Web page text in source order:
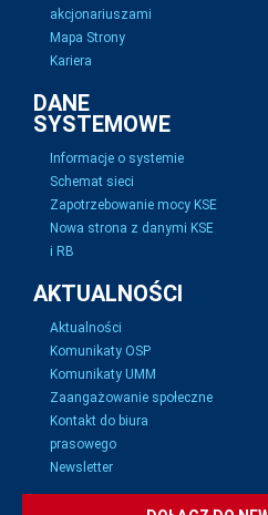
akcjonariuszami
Mapa Strony
Kariera
DANE
SYSTEMOWE
Informacje o systemie
Schemat sieci
Zapotrzebowanie mocy KSE
Nowa strona z danymi KSE
i RB
AKTUALNOŚCI
Aktualności
Komunikaty OSP
Komunikaty UMM
Zaangażowanie społeczne
Kontakt do biura
prasowego
Newsletter